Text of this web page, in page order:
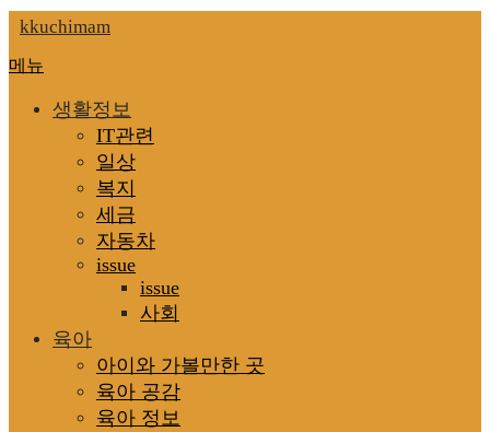
내
으
kkuchimam
메뉴
생활정보
IT관련
일상
복지
세금
자동차
issue
issue
사회
육아
아이와 가볼만한 곳
육아 공감
육아 정보